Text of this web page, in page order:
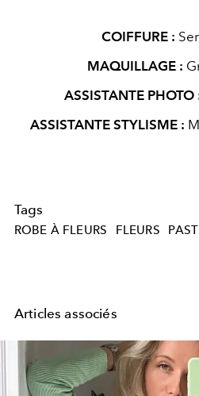
COIFFURE :
MAQUILLAGE :
ASSISTANTE PHOTO
ASSISTANTE STYLISME :
Tags
ROBE À FLEURS FLEURS
Articles associés